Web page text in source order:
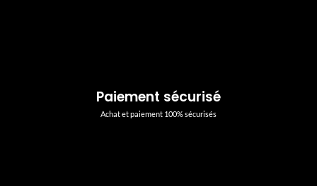
Paiement sécurisé
Achat et paiement 100% sécurisés